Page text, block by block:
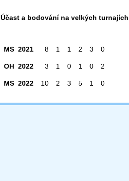
Účast a bodování na velkých
MS 2021 8 1 1 2 3 0
OH 2022 3 1 0 1 0 2
MS 2022 10 2 3 5 1 0